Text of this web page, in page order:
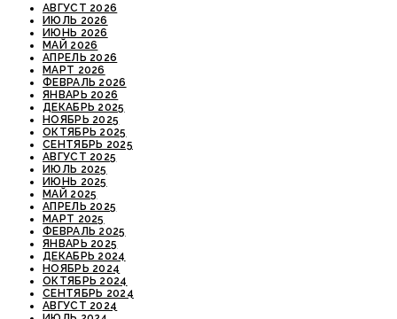
АВГУСТ 2026
ИЮЛЬ 2026
ИЮНЬ 2026
МАЙ 2026
АПРЕЛЬ 2026
МАРТ 2026
ФЕВРАЛЬ 2026
ЯНВАРЬ 2026
ДЕКАБРЬ 2025
НОЯБРЬ 2025
ОКТЯБРЬ 2025
СЕНТЯБРЬ 2025
АВГУСТ 2025
ИЮЛЬ 2025
ИЮНЬ 2025
МАЙ 2025
АПРЕЛЬ 2025
МАРТ 2025
ФЕВРАЛЬ 2025
ЯНВАРЬ 2025
ДЕКАБРЬ 2024
НОЯБРЬ 2024
ОКТЯБРЬ 2024
СЕНТЯБРЬ 2024
АВГУСТ 2024